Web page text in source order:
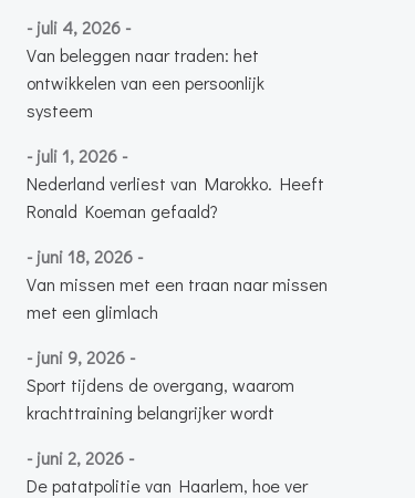
- juli 4, 2026 -
Van beleggen naar traden: het
ontwikkelen van een persoonlijk
systeem
- juli 1, 2026 -
Nederland verliest van Marokko. Heeft
Ronald Koeman gefaald?
- juni 18, 2026 -
Van missen met een traan naar missen
met een glimlach
- juni 9, 2026 -
Sport tijdens de overgang, waarom
krachttraining belangrijker wordt
- juni 2, 2026 -
De patatpolitie van Haarlem, hoe ver